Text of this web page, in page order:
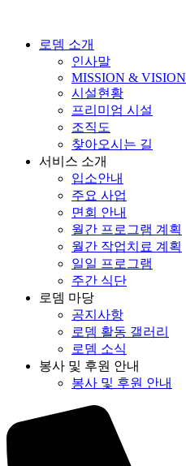
로뎀 소개
인사말
MISSION & VISION
시설현황
프리미엄 시설
조직도
찾아오시는 길
서비스 소개
입소안내
주요 사업
면회 안내
월간 프로그램 계획
월간 작업치료 계획
일일 프로그램
주간 식단
로뎀 마당
공지사항
로뎀 활동 갤러리
로뎀 소식
봉사 및 후원 안내
봉사 및 후원 안내